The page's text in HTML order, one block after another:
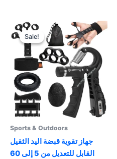
variants.
The
options
may
be
chosen
on
the
page
Sale!
Sale!
Sports & Outdoors
جهاز تقوية قبضة اليد الثقيل
القابل للتعديل من 5 إلى 60